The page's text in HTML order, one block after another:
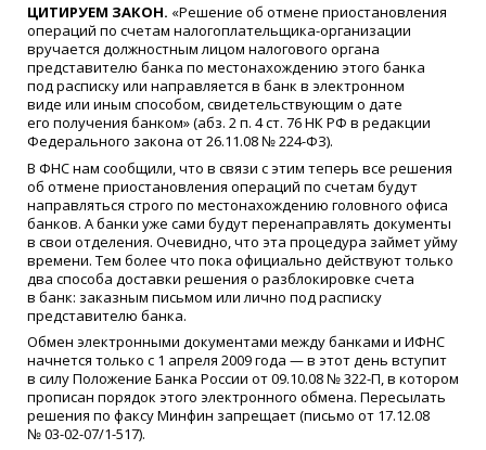
ЦИТИРУЕМ ЗАКОН. «Решение об отмене приостановления
операций по счетам налогоплательщика-организации
вручается должностным лицом налогового органа
представителю банка по местонахождению этого банка
под расписку или направляется в банк в электронном
виде или иным способом, свидетельствую­щим о дате
его получения банком»(абз. 2 п. 4 ст. 76 НК РФ в редакции
Федерального закона от 26.11.08 № 224-ФЗ).
В ФНС нам сообщили, что в связи с этим теперь все решения
об отмене приостановления операций по счетам будут
направляться строго по местонахождению головного офиса
банков. А банки уже сами будут перенаправлять документы
в свои отделения. Очевидно, что эта процедура займет уйму
времени. Тем более что пока официально действуют только
два способа доставки решения о разблокировке счета
в банк: заказным письмом или лично под расписку
представителю банка.
Обмен электронными документами между банками и ИФНС
начнется только с 1 апреля 2009 года — в этот день вступит
в силу Положение Банка России от 09.10.08 № 322-П, в котором
прописан порядок этого электронного обмена. Пересылать
решения по факсу Минфин запрещает(письмо от 17.12.08
№ 03-02-07/1-517).